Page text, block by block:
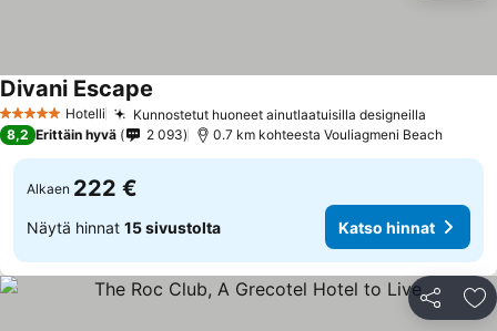
5 Tähtiluokitus
Hotelli Kunnostetut huoneet ainutlaatuisilla designeilla
Divani Escape
8,2 Erittäin hyvä 2 093 0.7 km kohteesta Vouliagmeni Beach
Alkaen 222 €
Näytä hinnat 15 sivustolta Katso hinnat
Jaa